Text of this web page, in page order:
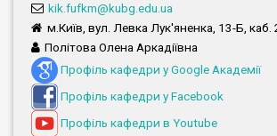
kik.fufkm@kubg.edu.ua
м.Київ, вул. Левка Лук'яненка, 13-Б, каб.
Політова Олена Аркадіївна
Профіль кафедри у Google Академії
Профіль кафедри у Facebook
Профіль кафедри в Youtube